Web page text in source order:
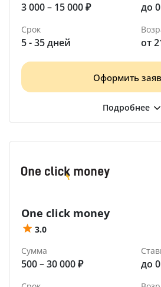
3 000 – 15 000 ₽ до
Срок
5 - 35 дней от
Оформить
One click money
3.0
Сумма
500 – 30 000 ₽ до